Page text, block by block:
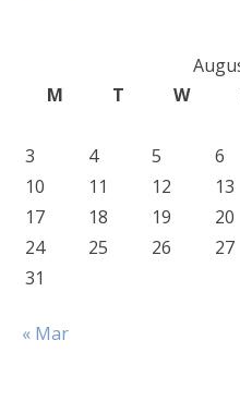
M
T W
3
4 5 6
10
11 12 13
17
18 19 20
24
25 26 27
31
« Mar